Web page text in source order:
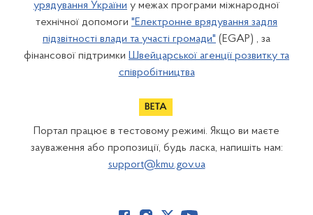
урядування України у межах програми міжнародної
технічної допомоги "Електронне врядування задля
підзвітності влади та участі громади" (EGAP) , за
фінансової підтримки Швейцарської агенції розвитку та
співробітництва
Портал працює в тестовому режимі. Якщо ви маєте
зауваження або пропозиції, будь ласка, напишіть нам:
support@kmu.gov.ua